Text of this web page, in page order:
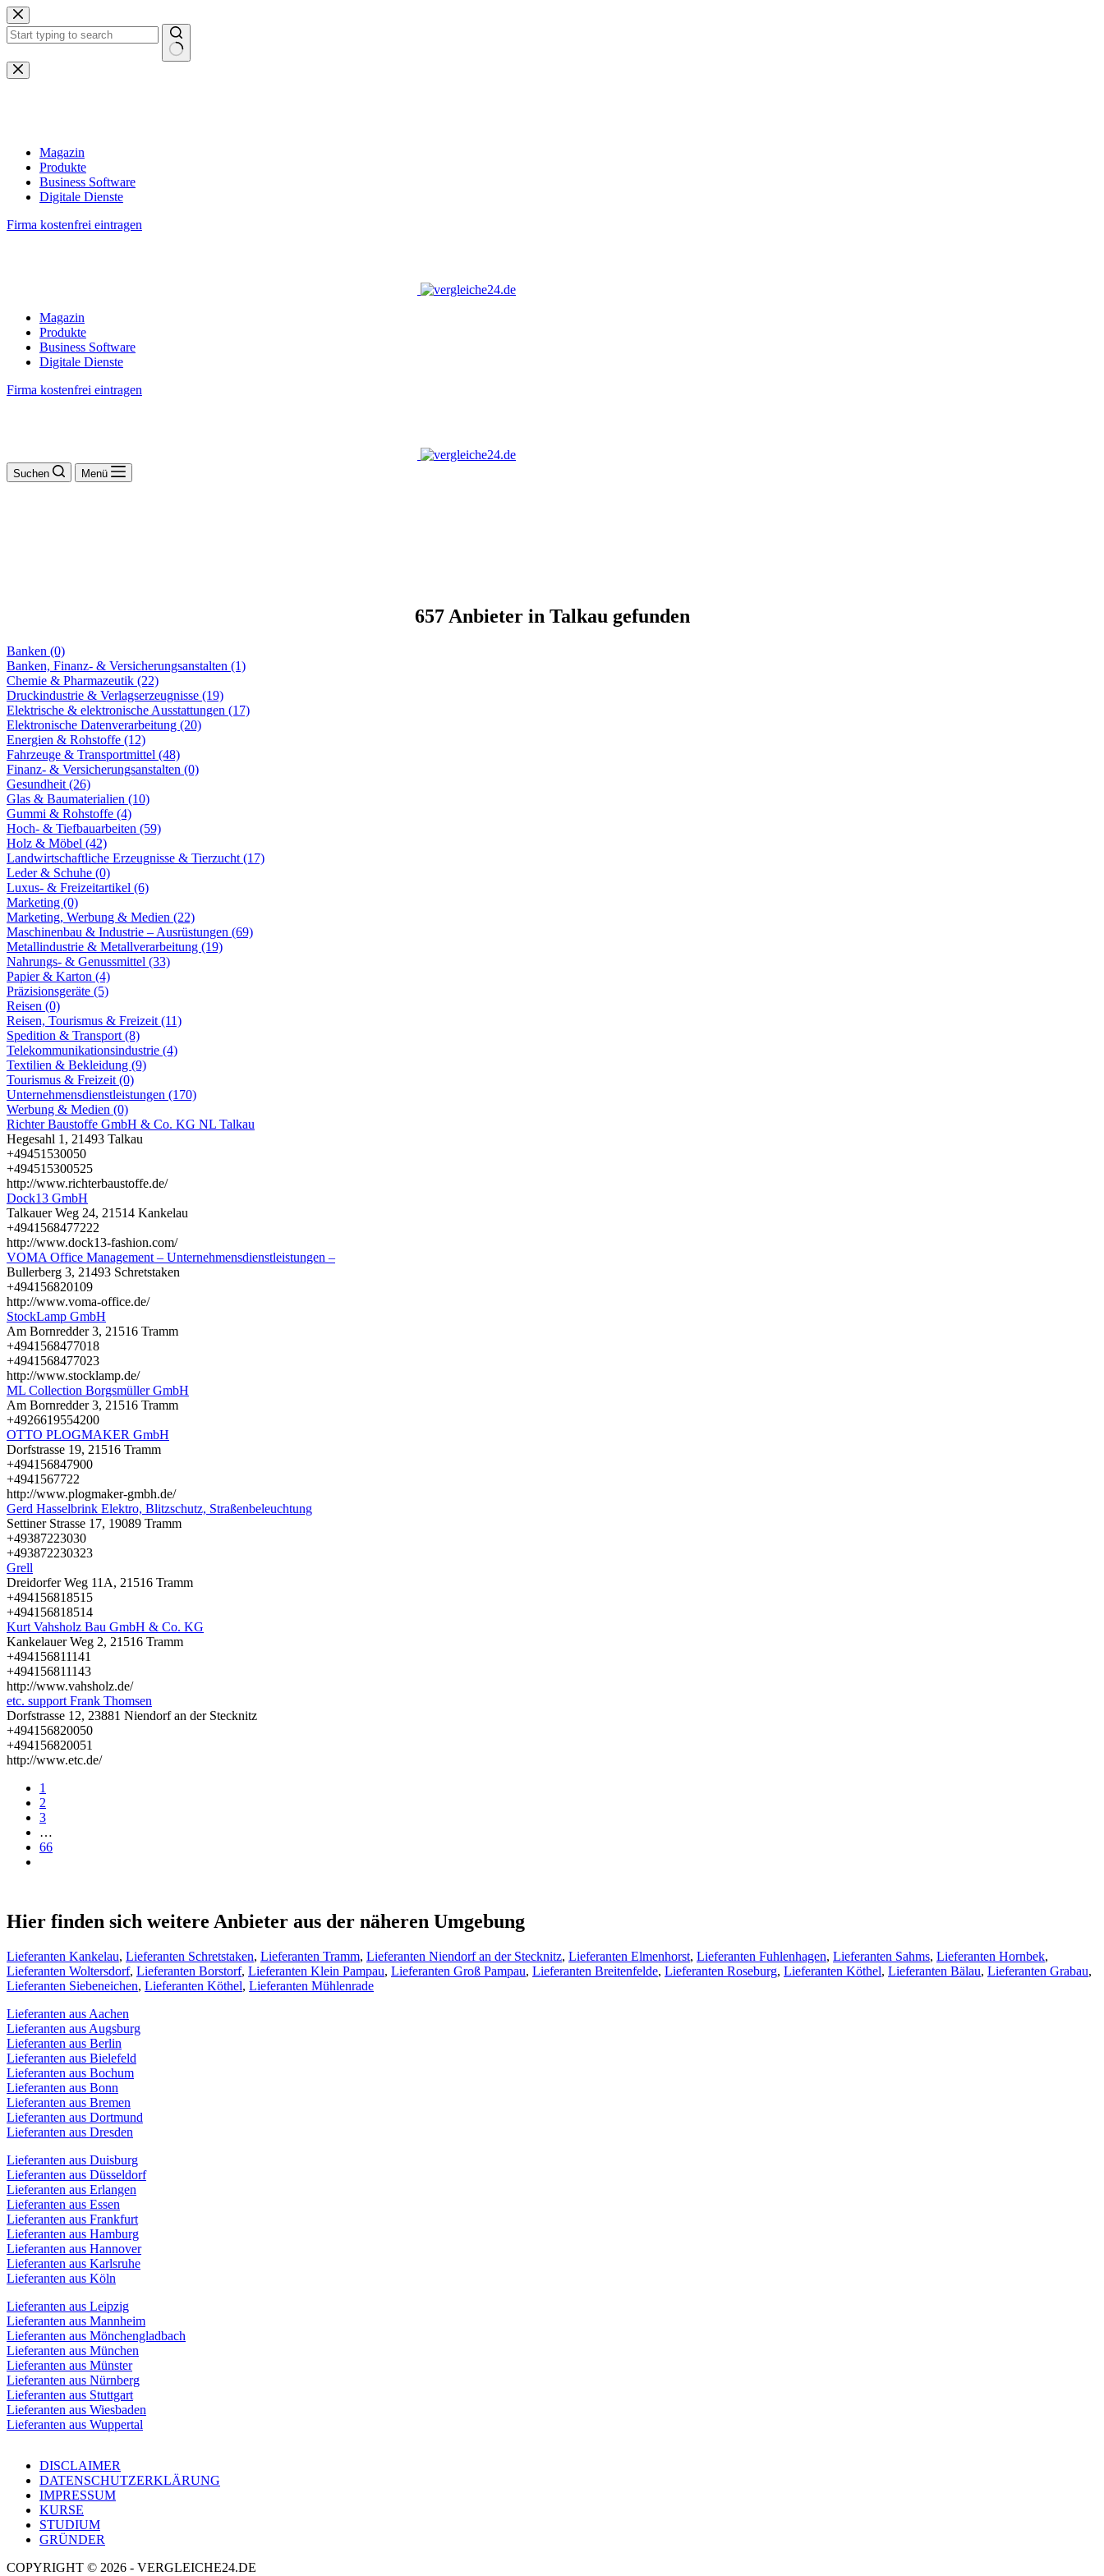
Zum
Inhalt
springen
Keine
Ergebnisse
Magazin
Produkte
Business Software
Digitale Dienste
Firma kostenfrei eintragen
Magazin
Produkte
Business Software
Digitale Dienste
Firma kostenfrei eintragen
Suchen Menü
657 Anbieter in Talkau gefunden
Banken (0)
Banken, Finanz- & Versicherungsanstalten (1)
Chemie & Pharmazeutik (22)
Druckindustrie & Verlagserzeugnisse (19)
Elektrische & elektronische Ausstattungen (17)
Elektronische Datenverarbeitung (20)
Energien & Rohstoffe (12)
Fahrzeuge & Transportmittel (48)
Finanz- & Versicherungsanstalten (0)
Gesundheit (26)
Glas & Baumaterialien (10)
Gummi & Rohstoffe (4)
Hoch- & Tiefbauarbeiten (59)
Holz & Möbel (42)
Landwirtschaftliche Erzeugnisse & Tierzucht (17)
Leder & Schuhe (0)
Luxus- & Freizeitartikel (6)
Marketing (0)
Marketing, Werbung & Medien (22)
Maschinenbau & Industrie – Ausrüstungen (69)
Metallindustrie & Metallverarbeitung (19)
Nahrungs- & Genussmittel (33)
Papier & Karton (4)
Präzisionsgeräte (5)
Reisen (0)
Reisen, Tourismus & Freizeit (11)
Spedition & Transport (8)
Telekommunikationsindustrie (4)
Textilien & Bekleidung (9)
Tourismus & Freizeit (0)
Unternehmensdienstleistungen (170)
Werbung & Medien (0)
Richter Baustoffe GmbH & Co. KG NL Talkau
Hegesahl 1, 21493 Talkau
+49451530050
+494515300525
http://www.richterbaustoffe.de/
Dock13 GmbH
Talkauer Weg 24, 21514 Kankelau
+4941568477222
http://www.dock13-fashion.com/
VOMA Office Management – Unternehmensdienstleistungen –
Bullerberg 3, 21493 Schretstaken
+494156820109
http://www.voma-office.de/
StockLamp GmbH
Am Bornredder 3, 21516 Tramm
+4941568477018
+4941568477023
http://www.stocklamp.de/
ML Collection Borgsmüller GmbH
Am Bornredder 3, 21516 Tramm
+4926619554200
OTTO PLOGMAKER GmbH
Dorfstrasse 19, 21516 Tramm
+494156847900
+4941567722
http://www.plogmaker-gmbh.de/
Gerd Hasselbrink Elektro, Blitzschutz, Straßenbeleuchtung
Settiner Strasse 17, 19089 Tramm
+49387223030
+493872230323
Grell
Dreidorfer Weg 11A, 21516 Tramm
+494156818515
+494156818514
Kurt Vahsholz Bau GmbH & Co. KG
Kankelauer Weg 2, 21516 Tramm
+494156811141
+494156811143
http://www.vahsholz.de/
etc. support Frank Thomsen
Dorfstrasse 12, 23881 Niendorf an der Stecknitz
+494156820050
+494156820051
http://www.etc.de/
1
2
3
…
66
Hier finden sich weitere Anbieter aus der näheren Umgebung
Lieferanten Kankelau, Lieferanten Schretstaken, Lieferanten Tramm, Lieferanten Niendorf an der Stecknitz, Lieferanten Elmenhorst, Lieferanten Fuhlenhagen, Lieferanten Sahms, Lieferanten Hornbek,
Lieferanten Woltersdorf, Lieferanten Borstorf, Lieferanten Klein Pampau, Lieferanten Groß Pampau, Lieferanten Breitenfelde, Lieferanten Roseburg, Lieferanten Köthel, Lieferanten Bälau, Lieferanten Grabau,
Lieferanten Siebeneichen, Lieferanten Köthel, Lieferanten Mühlenrade
Lieferanten aus Aachen
Lieferanten aus Augsburg
Lieferanten aus Berlin
Lieferanten aus Bielefeld
Lieferanten aus Bochum
Lieferanten aus Bonn
Lieferanten aus Bremen
Lieferanten aus Dortmund
Lieferanten aus Dresden
Lieferanten aus Duisburg
Lieferanten aus Düsseldorf
Lieferanten aus Erlangen
Lieferanten aus Essen
Lieferanten aus Frankfurt
Lieferanten aus Hamburg
Lieferanten aus Hannover
Lieferanten aus Karlsruhe
Lieferanten aus Köln
Lieferanten aus Leipzig
Lieferanten aus Mannheim
Lieferanten aus Mönchengladbach
Lieferanten aus München
Lieferanten aus Münster
Lieferanten aus Nürnberg
Lieferanten aus Stuttgart
Lieferanten aus Wiesbaden
Lieferanten aus Wuppertal
DISCLAIMER
DATENSCHUTZERKLÄRUNG
IMPRESSUM
KURSE
STUDIUM
GRÜNDER
COPYRIGHT © 2026 - VERGLEICHE24.DE